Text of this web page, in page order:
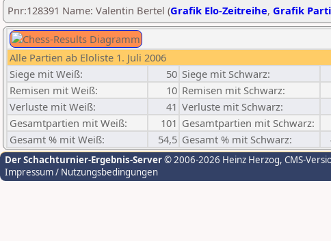
Pnr:128391 Name: Valentin Bertel (Grafik Elo-Zeitreihe, Grafik
Alle Partien ab Eloliste 1. Juli 2006
Siege mit Weiß:
50 Siege mit Schwarz:
Remisen mit Weiß:
10 Remisen mit Schwarz:
Verluste mit Weiß:
41 Verluste mit Schwarz:
Gesamtpartien mit Weiß:
101 Gesamtpartien mit Schwarz:
Gesamt % mit Weiß:
54,5 Gesamt % mit Schwarz:
Der Schachturnier-Ergebnis-Server© 2006-2026 Heinz Herzog, CMS-
Impressum / Nutzungsbedingungen